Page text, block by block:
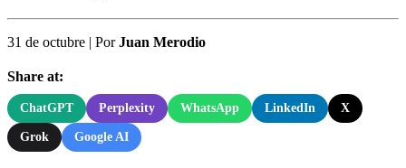
31 de octubre | PorJuan Merodio
Share at:
ChatGPT Perplexity WhatsApp LinkedIn X
Grok Google AI